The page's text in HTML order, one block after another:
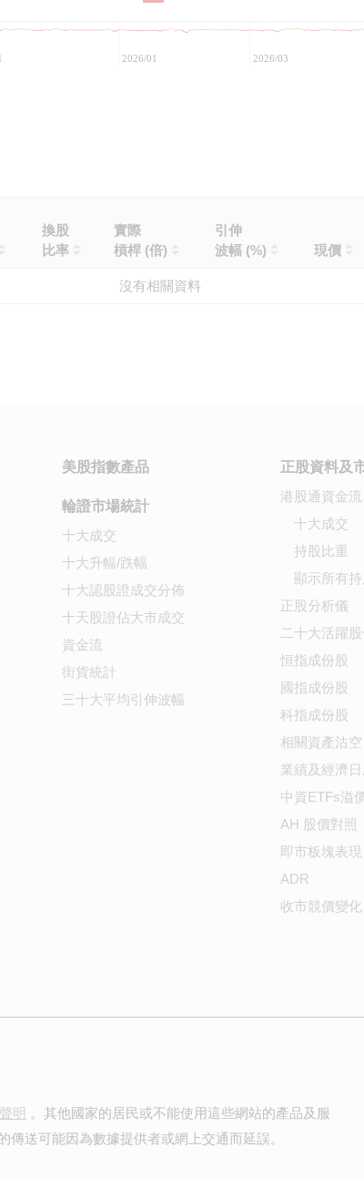
2026/01 2026/03
換股
比率
實際
槓桿 (倍)
引伸
波幅 (%)
現價
沒有相關資料
美股指數產品
輪證市場統計
十大成交
十大升幅/跌幅
十大認股證成交分佈
十天股證佔大市成交
資金流
街貨統計
三十大平均引伸波幅
正股資料及
港股通資金流
十大成交
持股比重
顯示所有
正股分析儀
二十大活躍
恒指成份股
國指成份股
科指成份股
相關資產沽空
業績及經濟
中資ETFs溢
AH 股價對照
即市板塊表現
ADR
收市競價變化
明 。其他國家的居民或不能使用這些網站的產品及服
送可能因為數據提供者或網上交通而延誤。